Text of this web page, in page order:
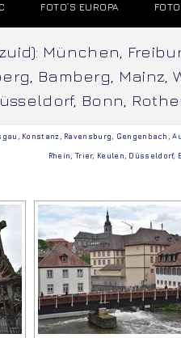
FOTO’S EUROPA
München,
Bamberg, Mainz,
Bonn,
Konstanz Ravensburg Gengenbach ,
Rhein Trier, Keulen Düsseldorf,